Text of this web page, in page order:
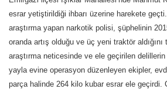
esrar yetiştirildiği ihbarı üzerine harekete
araştırma yapan narkotik polisi, şüphelinin
oranda artış olduğu ve üç yeni traktör
araştırma neticesinde ve ele geçirilen delillerin
yayla evine operasyon düzenleyen ekipler,
parça halinde 264 kilo kubar esrar ele geçirdi.